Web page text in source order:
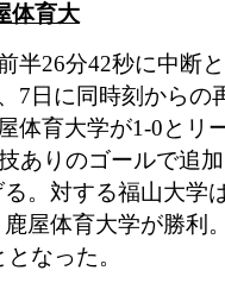
体育大
半26分42秒に中断
7日に同時刻からの
体育大学が1-0とリ
ありのゴールで追
。対する福山大学
屋体育大学が勝利
なった。